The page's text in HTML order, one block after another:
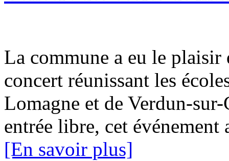
La commune a eu le
concert réunissant les
Lomagne et de Verdun-
entrée libre, cet événement
[En savoir plus]